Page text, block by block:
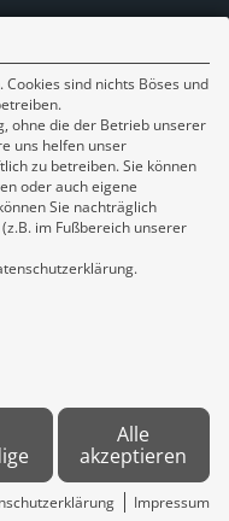
sind nichts Böses und
ohne die der Betrieb unserer
uns helfen unser
zu betreiben. Sie können
oder auch eigene
Sie nachträglich
im Fußbereich unserer
Alle
akzeptieren
Impressum
GmbH & Co. KG |